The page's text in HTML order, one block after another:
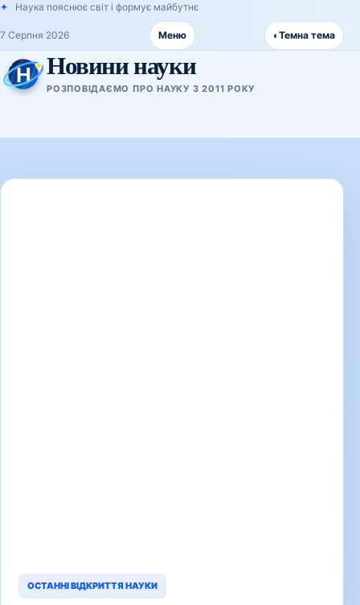
Наука пояснює світ і формує майбутнє
7 Серпня 2026 Меню ◐ Темна тема
Новини науки
РОЗПОВІДАЄМО ПРО НАУКУ З 2011 РОКУ
ОСТАННІ ВІДКРИТТЯ НАУКИ